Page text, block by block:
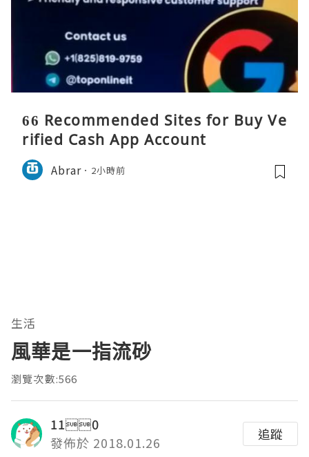
66 Recommended Sites for Buy Ve
rified Cash App Account
Abrar 2小時前
生活
風華是一指流砂
瀏覽次數:566
110
發佈於 2018.01.26
追蹤